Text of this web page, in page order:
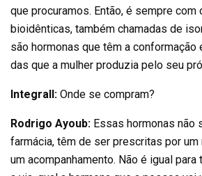
que procuramos. Então, é sempre com
bioidênticas, também chamadas de
são hormonas que têm a conformação
das que a mulher produzia pelo seu
Integrall: Onde se compram?
Rodrigo Ayoub: Essas hormonas não
farmácia, têm de ser prescritas por
um acompanhamento. Não é igual para